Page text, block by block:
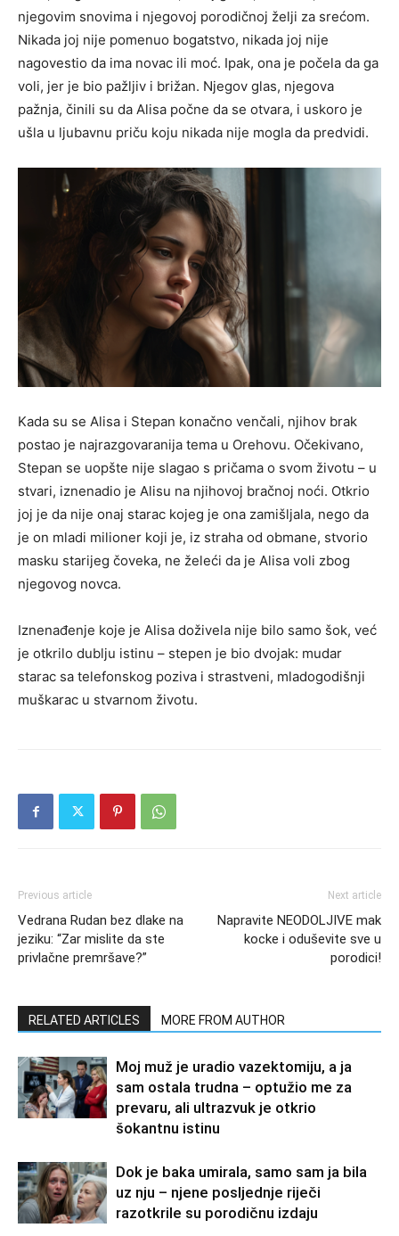
njegovim snovima i njegovoj porodičnoj želji za srećom.
Nikada joj nije pomenuo bogatstvo, nikada joj nije
nagovestio da ima novac ili moć. Ipak, ona je počela da ga
voli, jer je bio pažljiv i brižan. Njegov glas, njegova
pažnja, činili su da Alisa počne da se otvara, i uskoro je
ušla u ljubavnu priču koju nikada nije mogla da predvidi.
Kada su se Alisa i Stepan konačno venčali, njihov brak
postao je najrazgovaranija tema u Orehovu. Očekivano,
Stepan se uopšte nije slagao s pričama o svom životu – u
stvari, iznenadio je Alisu na njihovoj bračnoj noći. Otkrio
joj je da nije onaj starac kojeg je ona zamišljala, nego da
je on mladi milioner koji je, iz straha od obmane, stvorio
masku starijeg čoveka, ne želeći da je Alisa voli zbog
njegovog novca.
Iznenađenje koje je Alisa doživela nije bilo samo šok, već
je otkrilo dublju istinu – stepen je bio dvojak: mudar
starac sa telefonskog poziva i strastveni, mladogodišnji
muškarac u stvarnom životu.
Previous article
Vedrana Rudan bez dlake na
jeziku: “Zar mislite da ste
privlačne premršave?”
Next article
Napravite NEODOLJIVE mak
kocke i oduševite sve u
porodici!
RELATED ARTICLES MORE FROM AUTHOR
Moj muž je uradio vazektomiju, a ja
sam ostala trudna – optužio me za
prevaru, ali ultrazvuk je otkrio
šokantnu istinu
Dok je baka umirala, samo sam ja bila
uz nju – njene posljednje riječi
razotkrile su porodičnu izdaju